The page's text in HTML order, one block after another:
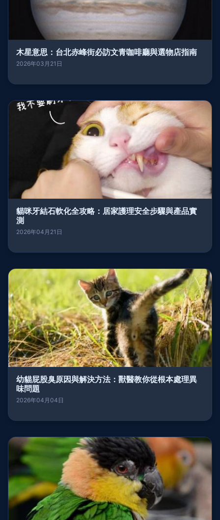
木星意思：台北赤峰街必訪文青咖啡廳與選物店指南
2026年03月21日
貓咪牙結石軟化全攻略：居家護理安全步驟與產品實
測
2026年04月21日
幼貓屁股臭原因與解決方法：獸醫教你從根本處理異
味問題
2026年04月04日